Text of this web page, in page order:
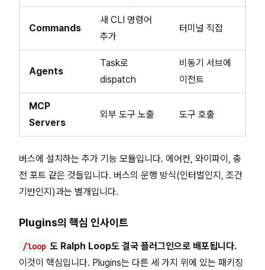
Commands
새 CLI 명령어
추가
터미널 직접
Agents
Task로
dispatch
비동기 서브에
이전트
MCP
Servers
외부 도구 노출 도구 호출
버스에 설치하는 추가 기능 모듈입니다. 에어컨, 와이파이, 충
전 포트 같은 것들입니다. 버스의 운행 방식(인터벌인지, 조건
기반인지)과는 별개입니다.
Plugins의 핵심 인사이트
/loop 도 Ralph Loop도 결국 플러그인으로 배포됩니다.
이것이 핵심입니다. Plugins는 다른 세 가지 위에 있는 패키징